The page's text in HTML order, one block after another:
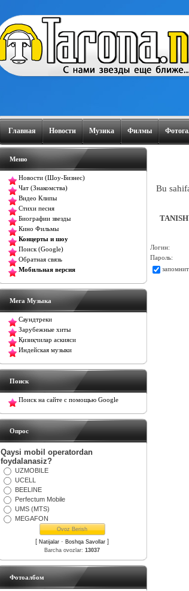
Главная Новости Музика Филмы
Меню
Новости (Шоу-Бизнес)
Чат (Знакомства)
Видео Клипы
Стихи песня
Биографии звезды
Кино Фильмы
Концерты и шоу
Поиск (Google)
Обратная связь
Мобильная версия
Мега Музыка
Саундтреки
Зарубежные хиты
Қизиқчилар аскияси
Индейская музыки
Поиск
Поиск на сайте с помощью Google
Oпрос
Qaysi mobil operatordan
foydalanasiz?
UZMOBILE
UCELL
BEELINE
Perfectum Mobile
UMS (MTS)
MEGAFON
[ Natijalar · Boshqa Savollar ]
Barcha ovozlar: 13037
Фотоалбом
Bu
Логин:
Пароль: